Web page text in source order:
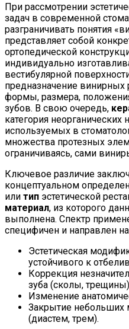
При рассмотрении
задач в современной
разграничивать понятия
представляет собой
ортопедической
индивидуально
вестибулярной
предназначение винирных
формы, размера,
зубов. В свою очередь,
категория
используемых в
множества протезных
ограничиваясь, сами
Ключевое различие
концептуальном
или тип эстетической
материал, из которого
выполнена. Спектр
специфичен и направлен
Эстетическая
устойчивого к
Коррекция
зуба (сколы,
Изменение
Закрытие
(диастем, трем).